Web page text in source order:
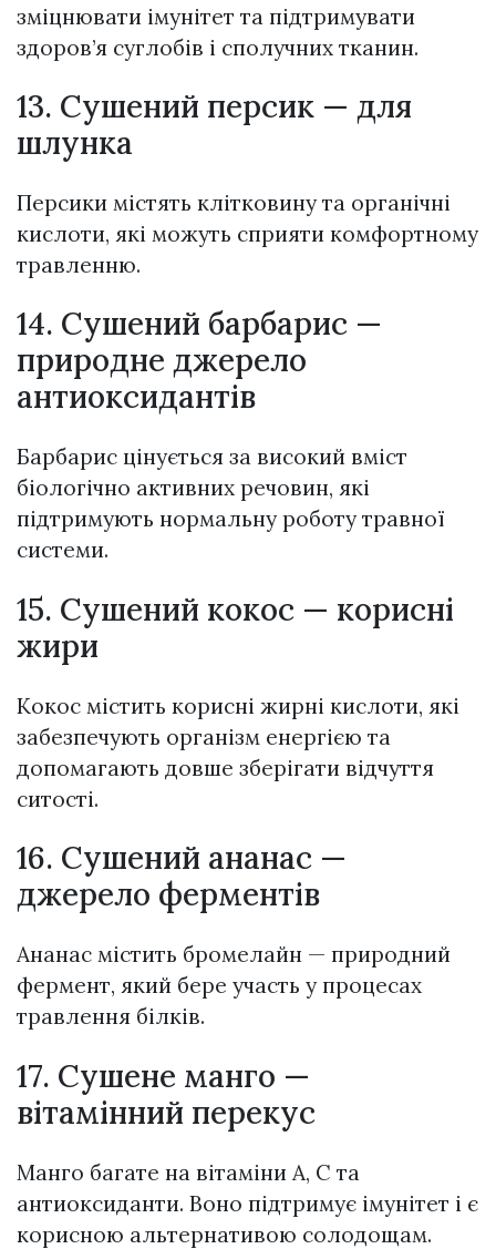
зміцнювати імунітет та підтримувати
здоров’я суглобів і сполучних тканин.
13. Сушений персик — для
шлунка
Персики містять клітковину та органічні
кислоти, які можуть сприяти комфортному
травленню.
14. Сушений барбарис —
природне джерело
антиоксидантів
Барбарис цінується за високий вміст
біологічно активних речовин, які
підтримують нормальну роботу травної
системи.
15. Сушений кокос — корисні
жири
Кокос містить корисні жирні кислоти, які
забезпечують організм енергією та
допомагають довше зберігати відчуття
ситості.
16. Сушений ананас —
джерело ферментів
Ананас містить бромелайн — природний
фермент, який бере участь у процесах
травлення білків.
17. Сушене манго —
вітамінний перекус
Манго багате на вітаміни А, С та
антиоксиданти. Воно підтримує імунітет і є
корисною альтернативою солодощам.